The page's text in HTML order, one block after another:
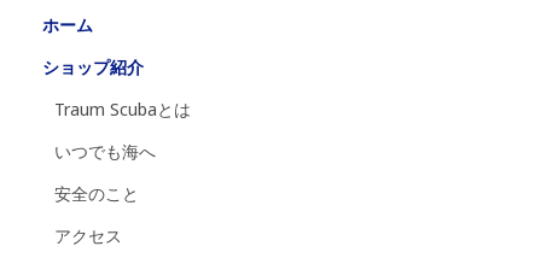
ホーム
ショップ紹介
Traum Scubaとは
いつでも海へ
安全のこと
アクセス